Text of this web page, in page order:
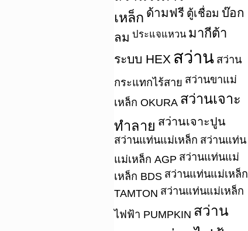
เหล็ก ด้ามฟรี ตู้เชื่อม บ๊อก
ลม ประแจแหวน มากีต้า
ระบบ HEX สว่าน สว่าน
กระแทกไร้สาย สว่านขาแม่
เหล็ก OKURA สว่านเจาะ
ทำลาย สว่านเจาะปูน
สว่านแท่นแม่เหล็ก สว่านแท่น
แม่เหล็ก AGP สว่านแท่นแม่
เหล็ก BDS สว่านแท่นแม่เหล็ก
TAMTON สว่านแท่นแม่เหล็ก
ไฟฟ้า PUMPKIN สว่าน